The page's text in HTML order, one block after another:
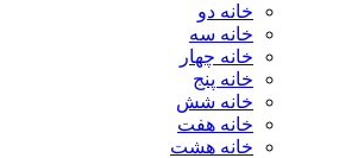
خانه دو
خانه سه
خانه چهار
خانه پنج
خانه شش
خانه هفت
خانه هشت